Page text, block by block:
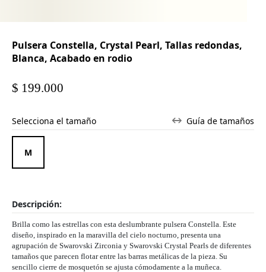
Pulsera Constella, Crystal Pearl, Tallas redondas,
Blanca, Acabado en rodio
$ 199.000
Selecciona el tamaño Guía de tamaños
M
Descripción:
Brilla como las estrellas con esta deslumbrante pulsera Constella. Este
diseño, inspirado en la maravilla del cielo nocturno, presenta una
agrupación de Swarovski Zirconia y Swarovski Crystal Pearls de diferentes
tamaños que parecen flotar entre las barras metálicas de la pieza. Su
sencillo cierre de mosquetón se ajusta cómodamente a la muñeca.